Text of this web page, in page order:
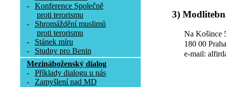
-
Konference Společně
proti terorismu
-
Shromáždění muslimů
proti terorismu
-
Stánek míru
-
Studny pro Benin
Mezináboženský dialog
-
Příklady dialogu u nás
-
Zamyšlení nad MD
3)
Na Košince
180 00
e-mail: